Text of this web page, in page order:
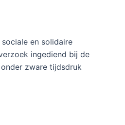
en solidaire
ingediend bij de
zware tijdsdruk